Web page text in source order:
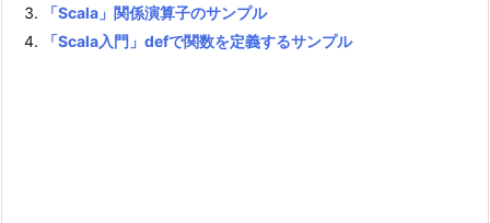
「Scala」関係演算子のサンプル
「Scala入門」defで関数を定義するサンプル